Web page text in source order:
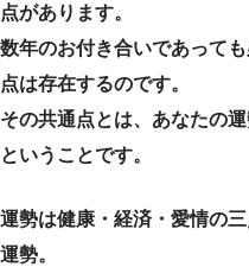
点があります。
数年のお付き合いであって
点は存在するのです。
その共通点とは、あなたの
ということです。
運勢は健康・経済・愛情の
運勢。